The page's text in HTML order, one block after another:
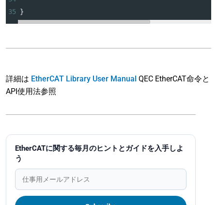
EtherCATに関する毎月のヒントとガイドを入手しよ
う
35
}
詳細は EtherCAT Library User Manual QEC EtherCAT命令と
API使用法参照